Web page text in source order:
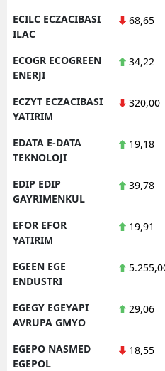
ECILC ECZACIBASI
ILAC
68,65
ECOGR ECOGREEN
ENERJI
34,22
ECZYT ECZACIBASI
YATIRIM
320,00
EDATA E-DATA
TEKNOLOJI
19,18
EDIP EDIP
GAYRIMENKUL
39,78
EFOR EFOR
YATIRIM
19,91
EGEEN EGE
ENDUSTRI
EGEGY EGEYAPI
AVRUPA GMYO
29,06
EGEPO NASMED
EGEPOL
18,55